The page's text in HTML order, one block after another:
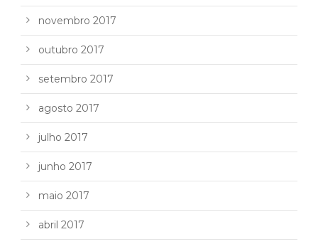
novembro 2017
outubro 2017
setembro 2017
agosto 2017
julho 2017
junho 2017
maio 2017
abril 2017